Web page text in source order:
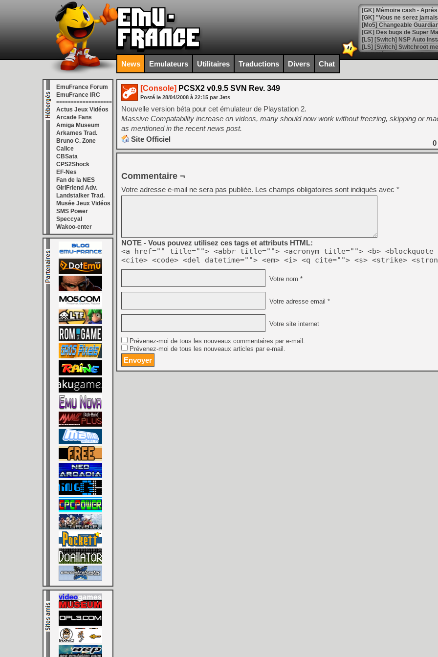
[GK] Mémoire cash -
[GK] "Vous ne serez
[Mo5] Changeable
[GK] Des bugs de Super
[LS] [Switch] NSP Auto
[GK] La saga horrifique
[GK] Le portage de Super
[Mo5] Le jeu de course
[GK] Guillermo del Toro
[LTF] Eté 2026 - Séquence
[GK] Mistfall Hunter : déjà
[GK] Wo Long 2 évolue
[GK] Crossfire : un TPS à
[LS] [PS5] Premiers
[Mo5] DOOM arrive en
[GK] Bethesda fête les 30
[GK] Roblox : l'action en
[GK] Agenda - GeForce
[LS] [PS5] ps5-y2jb-
[GK] Pourquoi Marvel
[GK] Test : Restory : Chill
[GK] GTA 6 : Rockstar
[GK] Hot Wheels Infinite
[GK] Mémoire cash -
[GK] Résultats Nintendo :
[GK] Dans ce jeu de
News Emulateurs Utilitaires Traductions Divers Chat
EmuFrance Forum
EmuFrance IRC
===================
Actus Jeux Vidéos
Arcade Fans
Amiga Museum
Arkames Trad.
Bruno C. Zone
Calice
CBSata
CPS2Shock
EF-Nes
Fan de la NES
GirlFriend Adv.
Landstalker Trad.
Musée Jeux Vidéos
SMS Power
Speccyal
Wakoo-enter
[Console] PCSX2 v0.9.5 SVN Rev. 349
Posté le 28/04/2008 à 22:15 par Jets
Nouvelle version béta pour cet émulateur de Playstation 2.
Massive Compatability increase on videos, many should now work without freezing, skipping or
as mentioned in the recent news post.
Site Officiel
0
Commentaire ¬
Votre adresse e-mail ne sera pas publiée. Les champs obligatoires sont indiqués avec *
NOTE - Vous pouvez utilisez ces tags et attributs HTML:
<a href="" title=""> <abbr title=""> <acronym title=""> <b> <blockquote
<cite> <code> <del datetime=""> <em> <i> <q cite=""> <s> <strike>
Votre nom *
Votre adresse email *
Votre site internet
Prévenez-moi de tous les nouveaux commentaires par e-mail.
Prévenez-moi de tous les nouveaux articles par e-mail.